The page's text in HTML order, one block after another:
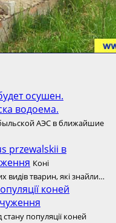
осушен.
водоема.
АЭС в ближайшие
przewalskii в
Коні
видів тварин, які знайли…
коней
стану популяції коней